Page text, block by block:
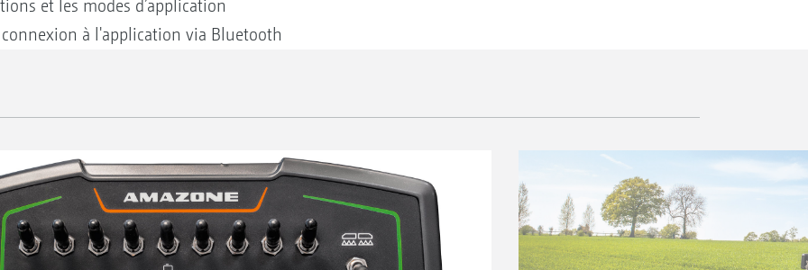
et les modes d’application
à l'application via Bluetooth